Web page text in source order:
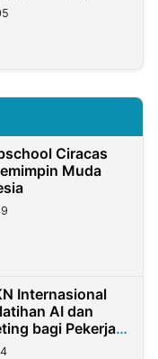
Ciracas
Muda
Internasional
AI dan
bagi Pekerja
di Taiwan